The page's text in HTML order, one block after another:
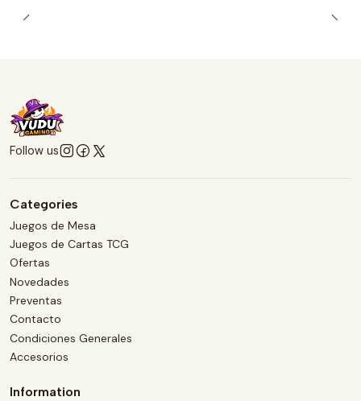
Follow us
Categories
Juegos de Mesa
Juegos de Cartas TCG
Ofertas
Novedades
Preventas
Contacto
Condiciones Generales
Accesorios
Information